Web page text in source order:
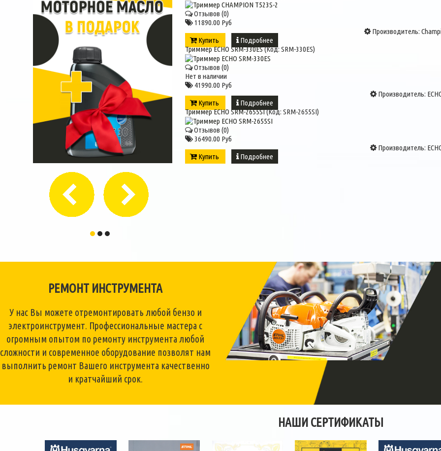
Отзывов (0)
11890.00 Руб
Производитель:
Купить
Подробнее
Триммер ECHO SRM-330ES(Код:SRM-330ES)
Отзывов (0)
Нет в наличии
41990.00 Руб
Производитель:
Купить
Подробнее
Триммер ECHO SRM-2655SI(Код:SRM-2655SI)
Отзывов (0)
36490.00 Руб
Производитель:
Купить
Подробнее
РЕМОНТ ИНСТРУМЕНТА
У нас Вы можете отремонтировать любой бензо и
электроинструмент. Профессиональные мастера с
огромным опытом по ремонту инструмента любой
сложности и современное оборудование позволят нам
выполнить ремонт Вашего инструмента качественно
и кратчайший срок.
НАШИ СЕРТИФИКАТЫ